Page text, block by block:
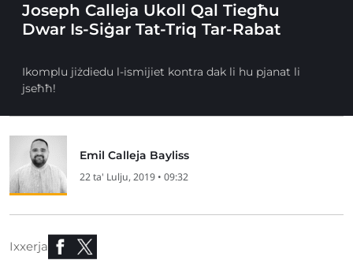
Joseph Calleja Ukoll Qal Tiegħu
Dwar Is-Siġar Tat-Triq Tar-Rabat
Ikomplu jiżdiedu l-ismijiet kontra dak li hu pjanat li
jseħħ!
Emil Calleja Bayliss
22 ta' Lulju, 2019 • 09:32
Ixxerja